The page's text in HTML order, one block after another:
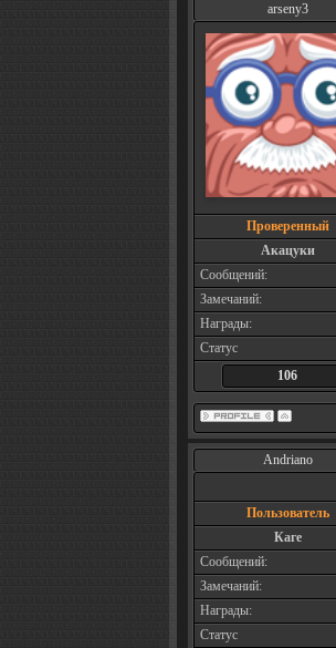
arseny3
Проверенный
Акацуки
Сообщений:
Замечаний:
Награды:
Статус
106
Andriano
Пользователь
Каге
Сообщений:
Замечаний:
Награды:
Статус